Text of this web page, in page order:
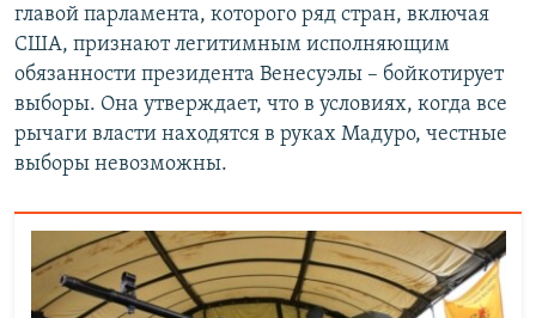
главой парламента, которого ряд стран, включая
США, признают легитимным исполняющим
обязанности президента Венесуэлы – бойкотирует
выборы. Она утверждает, что в условиях, когда все
рычаги власти находятся в руках Мадуро, честные
выборы невозможны.